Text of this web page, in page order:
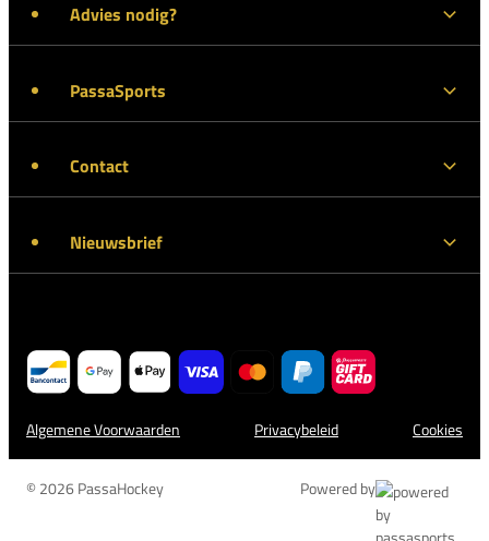
Advies nodig?
PassaSports
Contact
Nieuwsbrief
Algemene Voorwaarden Privacybeleid Cookies
© 2026 PassaHockey Powered by